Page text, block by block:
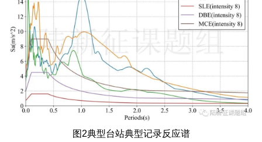
图2典型台站典型记录反应谱